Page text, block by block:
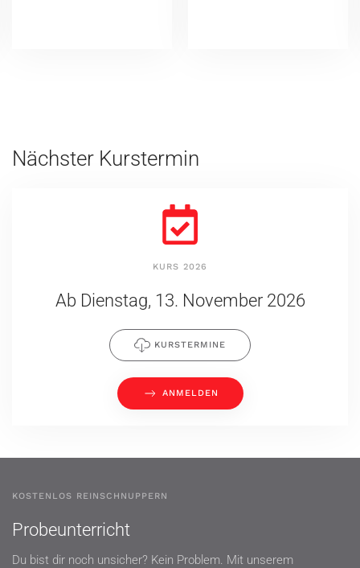
Nächster Kurstermin
KURS 2026
Ab Dienstag, 13. November 2026
KURSTERMINE
ANMELDEN
KOSTENLOS REINSCHNUPPERN
Probeunterricht
Du bist dir noch unsicher? Kein Problem. Mit unserem